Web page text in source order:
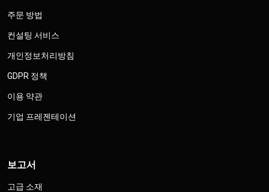
주문 방법
컨설팅 서비스
개인정보처리방침
GDPR 정책
이용 약관
기업 프레젠테이션
보고서
고급 소재